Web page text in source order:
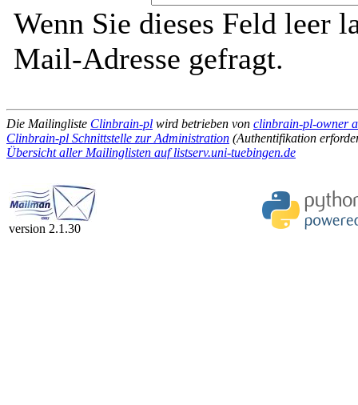
Wenn Sie dieses Feld leer
Mail-Adresse gefragt.
Die Mailingliste Clinbrain-pl wird betrieben von clinbrain-pl-owner
Clinbrain-pl Schnittstelle zur Administration (Authentifikation
Übersicht aller Mailinglisten auf listserv.uni-tuebingen.de
version 2.1.30